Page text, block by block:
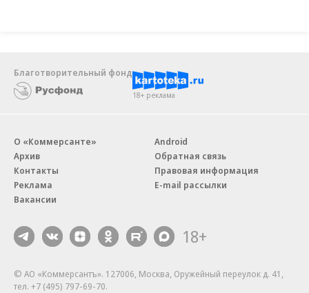
Благотворительный фонд
18+ реклама
О «Коммерсанте»
Архив
Контакты
Реклама
Вакансии
Android
Обратная связь
Правовая информация
E-mail рассылки
18+
© АО «Коммерсантъ». 127006, Москва, Оружейный переулок д. 41,
тел. +7 (495) 797-69-70.